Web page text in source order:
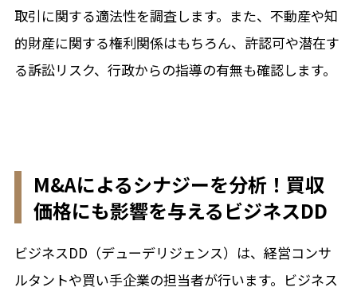
取引に関する適法性を調査します。また、不動産や知
的財産に関する権利関係はもちろん、許認可や潜在す
る訴訟リスク、行政からの指導の有無も確認します。
M&Aによるシナジーを分析！買収
価格にも影響を与えるビジネスDD
ビジネスDD（デューデリジェンス）は、経営コンサ
ルタントや買い手企業の担当者が行います。ビジネス